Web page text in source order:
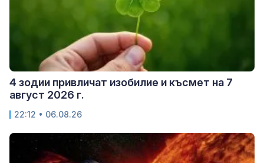
4 зодии привличат изобилие и късмет на 7
август 2026 г.
22:12 • 06.08.26